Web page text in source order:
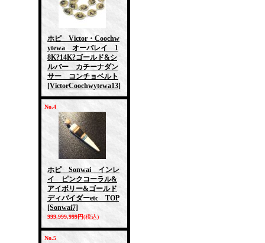
ホピ Victor・Coochw
ytewa オーバレイ 1
8K?14K?ゴールド&シ
ルバー カチーナダン
サー コンチョベルト
[VictorCoochwytewa13]
No.4
ホピ Sonwai インレ
イ ピンクコーラル&
アイボリー&ゴールド
ディバイダーetc TOP
[Sonwai7]
999,999,999円(税込)
No.5